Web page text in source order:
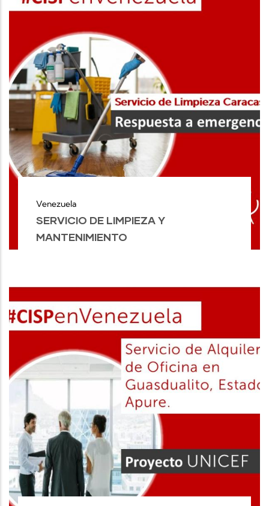
Venezuela
SERVICIO DE LIMPIEZA Y
MANTENIMIENTO